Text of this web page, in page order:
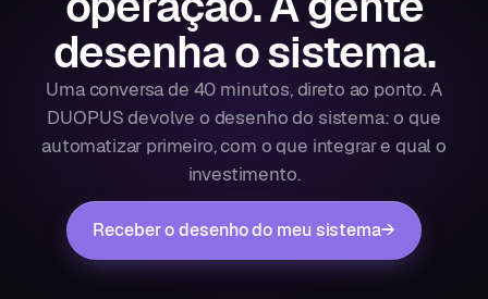
desenha o sistema.
Uma conversa de 40 minutos, direto ao ponto. A
DUOPUS devolve o desenho do sistema: o que
automatizar primeiro, com o que integrar e qual o
investimento.
Receber o desenho do meu sistema→